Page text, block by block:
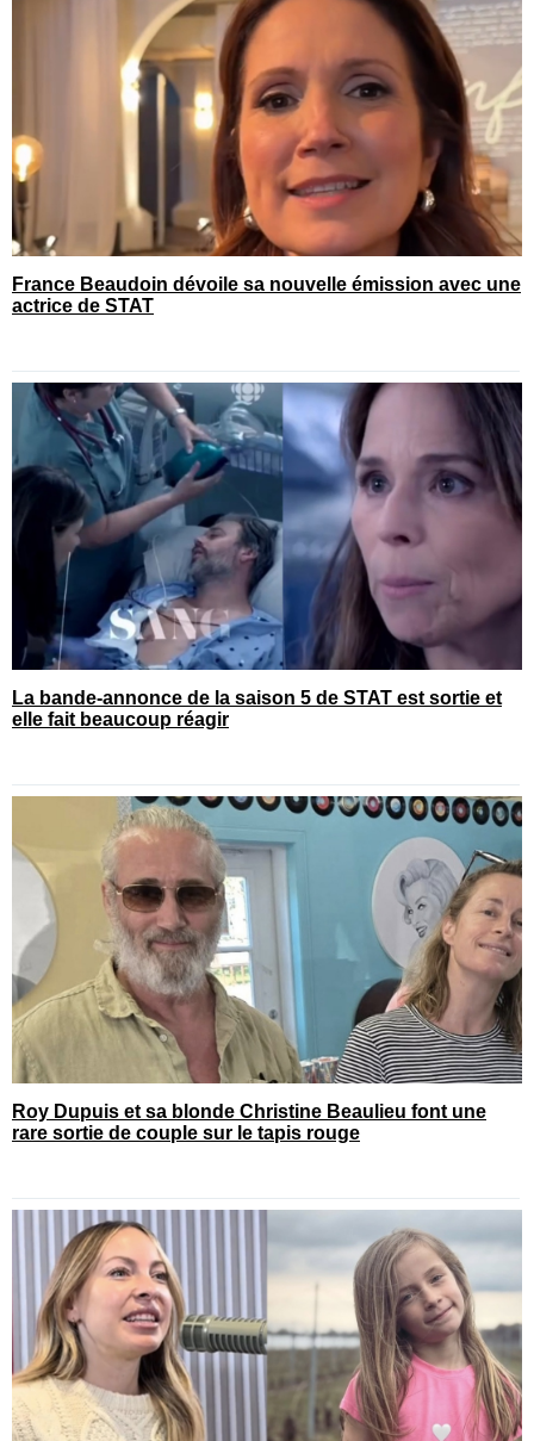
France Beaudoin dévoile sa nouvelle émission avec une
actrice de STAT
La bande-annonce de la saison 5 de STAT est sortie et
elle fait beaucoup réagir
Roy Dupuis et sa blonde Christine Beaulieu font une
rare sortie de couple sur le tapis rouge